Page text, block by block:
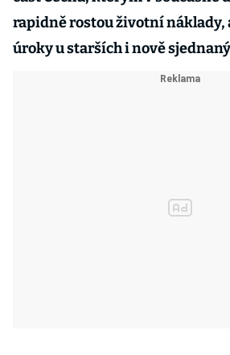
rapidně rostou životní náklady,
úroky u starších i nově